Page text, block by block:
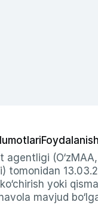
yoki
mavjud